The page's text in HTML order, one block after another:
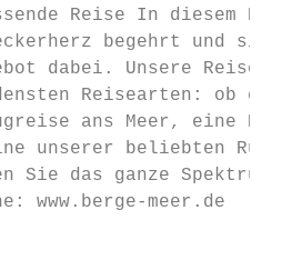
Reise In diesem
begehrt und
dabei. Unsere Reise-
Reisearten: ob
ans Meer, eine
unserer beliebten
Sie das ganze
www.berge-meer.de